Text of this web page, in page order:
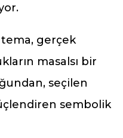
gerçek
masalsı bir
seçilen
sembolik